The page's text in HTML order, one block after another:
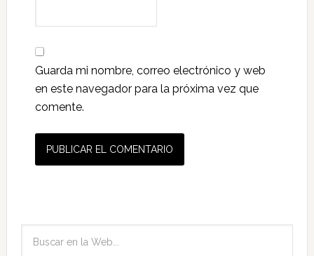
Guarda mi nombre, correo electrónico y web
en este navegador para la próxima vez que
comente.